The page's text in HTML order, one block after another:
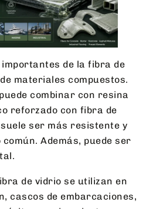
importantes de la fibra de
materiales compuestos.
combinar con resina
reforzado con fibra de
ser más resistente y
Además, puede ser
de vidrio se utilizan en
cascos de embarcaciones,